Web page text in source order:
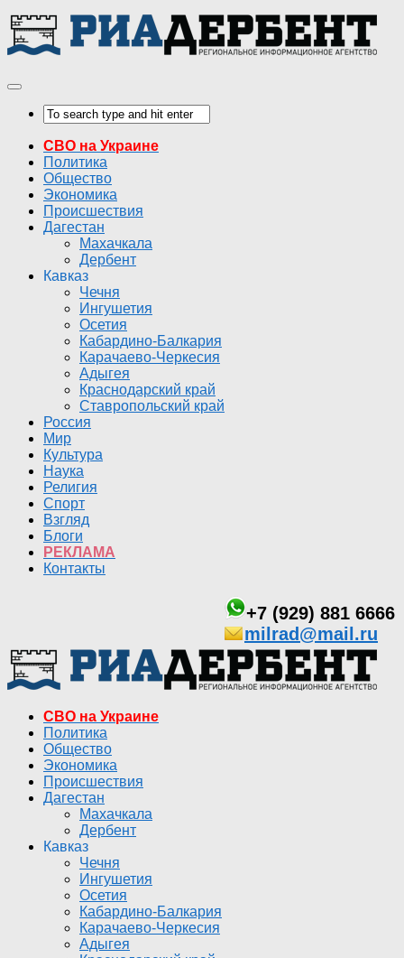
СВО на Украине
Политика
Общество
Экономика
Происшествия
Дагестан
Махачкала
Дербент
Кавказ
Чечня
Ингушетия
Осетия
Кабардино-Балкария
Карачаево-Черкесия
Адыгея
Краснодарский край
Ставропольский край
Россия
Мир
Культура
Наука
Религия
Спорт
Взгляд
Блоги
РЕКЛАМА
Контакты
+7 (929) 881 6666
milrad@mail.ru
СВО на Украине
Политика
Общество
Экономика
Происшествия
Дагестан
Махачкала
Дербент
Кавказ
Чечня
Ингушетия
Осетия
Кабардино-Балкария
Карачаево-Черкесия
Адыгея